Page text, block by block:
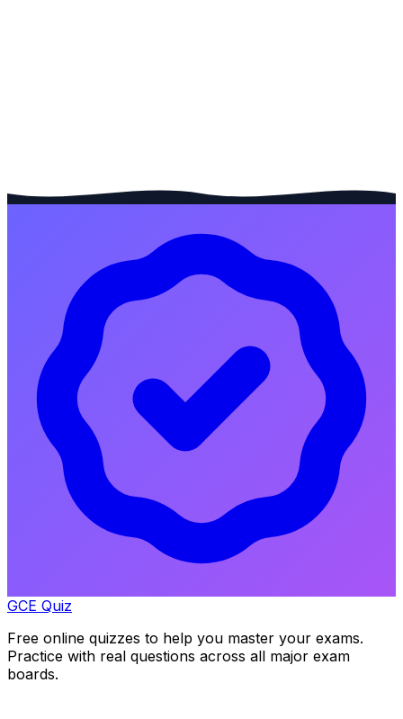
GCE Quiz
Free online quizzes to help you master your exams.
Practice with real questions across all major exam
boards.